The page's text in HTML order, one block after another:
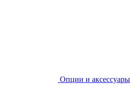
Опции и аксессуары